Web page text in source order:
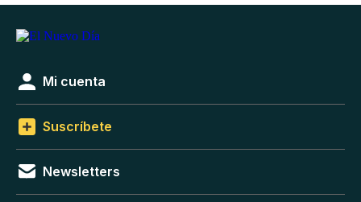
Mi cuenta
Suscríbete
Newsletters